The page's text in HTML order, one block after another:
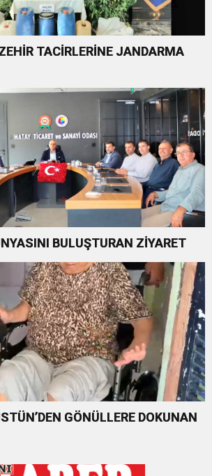
TACİRLERİNE JANDARMA
BULUŞTURAN ZİYARET
GÖNÜLLERE DOKUNAN